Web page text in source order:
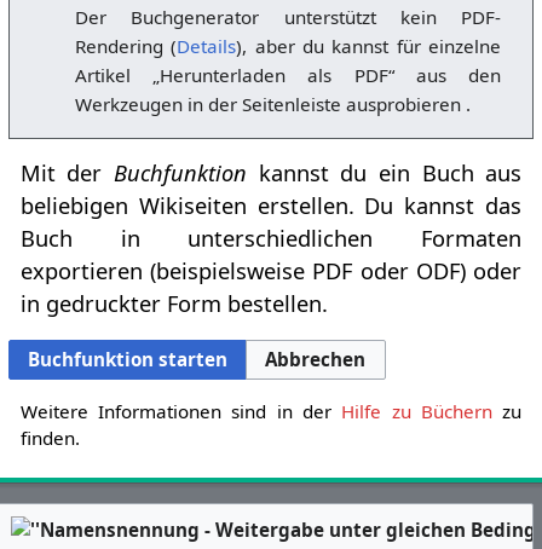
Der Buchgenerator unterstützt kein PDF-
Rendering (Details), aber du kannst für einzelne
Artikel „Herunterladen als PDF“ aus den
Werkzeugen in der Seitenleiste ausprobieren .
Mit derBuchfunktion kannst du ein Buch aus
beliebigen Wikiseiten erstellen. Du kannst das
Buch in unterschiedlichen Formaten
exportieren (beispielsweise PDF oder ODF) oder
in gedruckter Form bestellen.
Buchfunktion starten Abbrechen
Weitere Informationen sind in der Hilfe zu Büchernzu
finden.